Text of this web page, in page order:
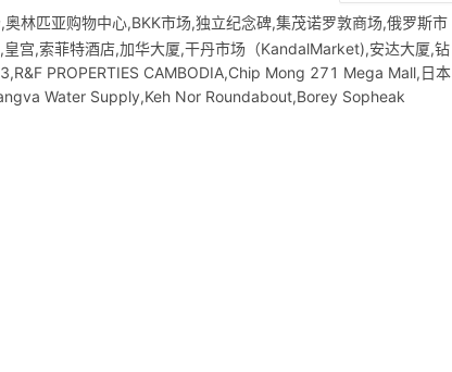
林匹亚购物中心,BKK市场,独立纪念碑,集茂诺罗敦商场,俄罗斯市
宫,索菲特酒店,加华大厦,干丹市场（KandalMarket),安达大厦,钻
PROPERTIES CAMBODIA,Chip Mong 271 Mega Mall,日本
Water Supply,Keh Nor Roundabout,Borey Sopheak